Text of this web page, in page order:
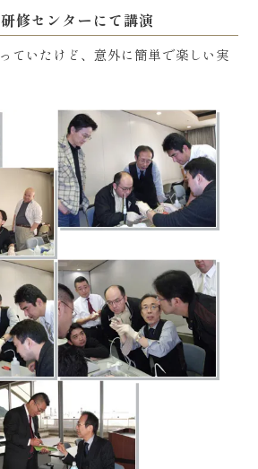
修センターにて講演
ていたけど、意外に簡単で楽しい実